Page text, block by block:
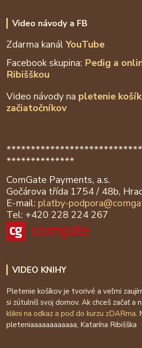
Video návody a FB
Zdarma kanálYouTube
Facebook skupina: Pedig a
Ribišškou
Video návody na pletenie
začiatočníkov
**************
ComGate Payments, a.s.
Gočárova třída 1754 / 48b,
E-mail: platby-podpora@
Tel: +420 228 224 267
VIDEO KNIHY
Pletenie košíkov je tvorivé a veľmi
si zútulníš svoj domov. Ak chceš začať a
klikni na odkaz a poď do kurzu zDARma.
pleteniaaaaaaaaaaaa, Katarína Ribišška